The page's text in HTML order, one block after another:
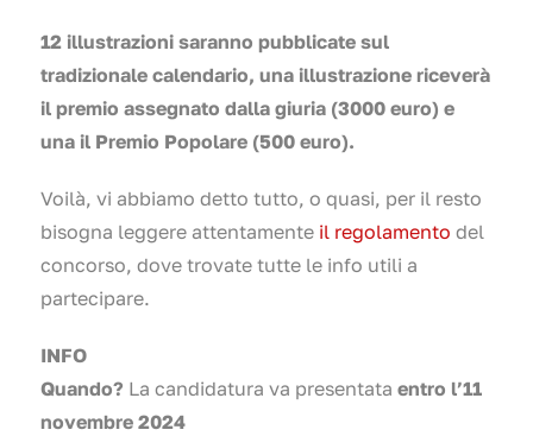
12 illustrazioni saranno pubblicate sul
tradizionale calendario, una illustrazione riceverà
il premio assegnato dalla giuria (3000 euro) e
una il Premio Popolare (500 euro).
Voilà, vi abbiamo detto tutto, o quasi, per il resto
bisogna leggere attentamente il regolamento del
concorso, dove trovate tutte le info utili a
partecipare.
INFO
Quando? La candidatura va presentata entro l’11
novembre 2024